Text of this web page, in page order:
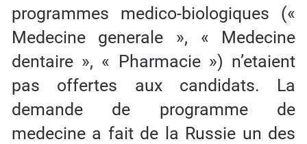
programmes medico-biologiques («
Medecine generale », « Medecine
dentaire », « Pharmacie ») n’etaient
pas offertes aux candidats. La
demande de programme de
medecine a fait de la Russie un des